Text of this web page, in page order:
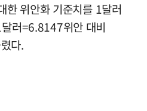
한 위안화 기준치를 1달러
러=6.8147위안 대비
다.